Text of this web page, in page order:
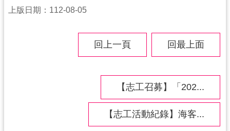
園
上版日期：112-08-05
回上一頁 回最上面
【志工召募】「202...
【志工活動紀錄】海客...